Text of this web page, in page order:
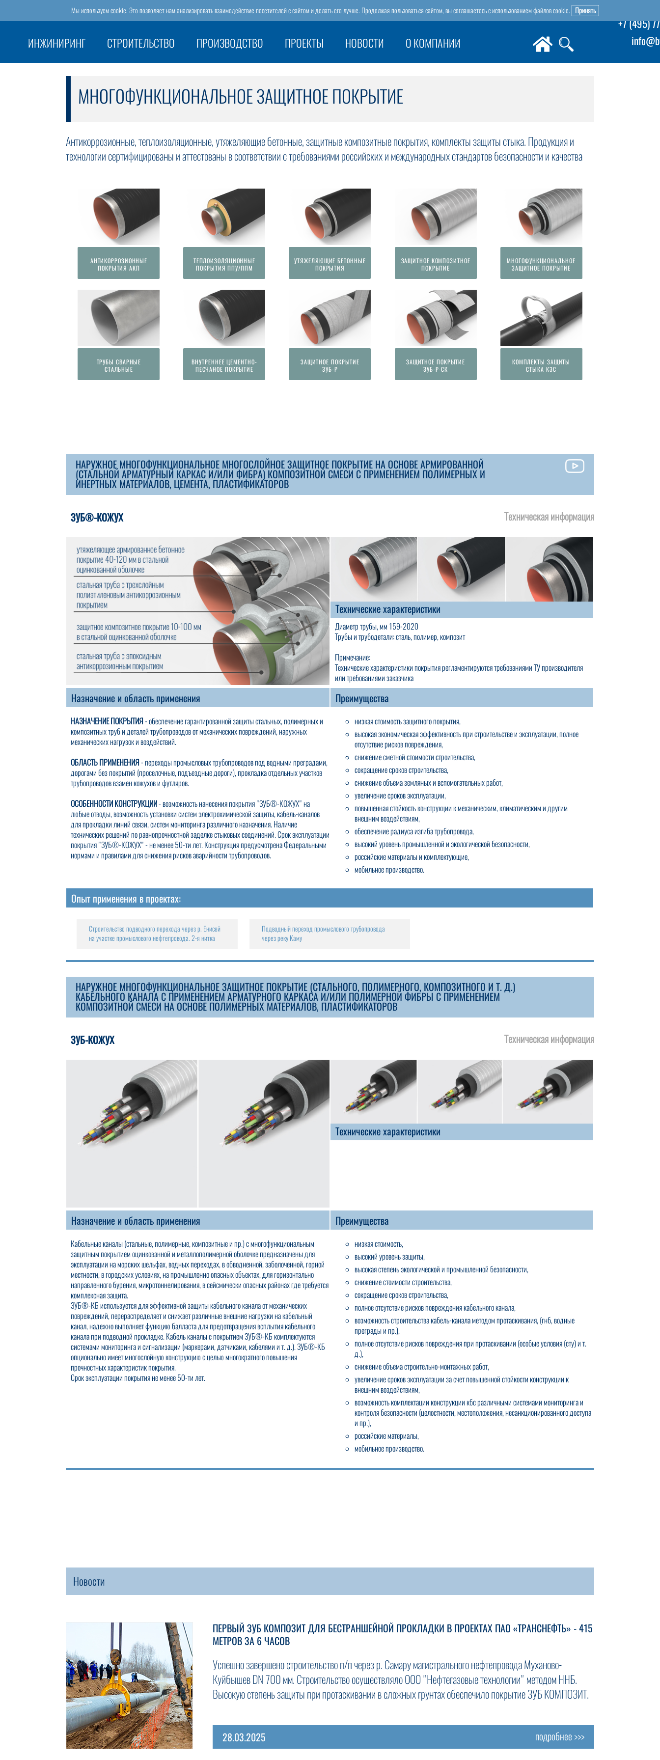
Мы используем cookie. Это позволяет нам анализировать взаимодействие посетителей с сайтом и делать его лучше. Продолжая пользоваться сайтом, вы соглашаетесь с использованием файлов cookie. Принять
ИНЖИНИРИНГ СТРОИТЕЛЬСТВО ПРОИЗВОДСТВО ПРОЕКТЫ НОВОСТИ О КОМПАНИИ
+7 (495)
МНОГОФУНКЦИОНАЛЬНОЕ ЗАЩИТНОЕ ПОКРЫТИЕ
Антикоррозионные, теплоизоляционные, утяжеляющие бетонные, защитные композитные покрытия, комплекты защиты стыка. Продукция и
технологии сертифицированы и аттестованы в соответствии с требованиями российских и международных стандартов безопасности и качества
АНТИКОРРОЗИОННЫЕ
ПОКРЫТИЯ АКП
ТЕПЛОИЗОЛЯЦИОННЫЕ
ПОКРЫТИЯ ППУ/ППМ
УТЯЖЕЛЯЮЩИЕ БЕТОННЫЕ
ПОКРЫТИЯ
ЗАЩИТНОЕ КОМПОЗИТНОЕ
ПОКРЫТИЕ
МНОГОФУНКЦИОНАЛЬНОЕ
ЗАЩИТНОЕ ПОКРЫТИЕ
ТРУБЫ СВАРНЫЕ
СТАЛЬНЫЕ
ВНУТРЕННЕЕ ЦЕМЕНТНО-
ПЕСЧАНОЕ ПОКРЫТИЕ
ЗАЩИТНОЕ ПОКРЫТИЕ
ЗУБ-Р
ЗАЩИТНОЕ ПОКРЫТИЕ
ЗУБ-Р-СК
КОМПЛЕКТЫ ЗАЩИТЫ
СТЫКА КЗС
НАРУЖНОЕ МНОГОФУНКЦИОНАЛЬНОЕ МНОГОСЛОЙНОЕ ЗАЩИТНОЕ ПОКРЫТИЕ НА ОСНОВЕ АРМИРОВАННОЙ
(СТАЛЬНОЙ АРМАТУРНЫЙ КАРКАС И/ИЛИ ФИБРА) КОМПОЗИТНОЙ СМЕСИ С ПРИМЕНЕНИЕМ ПОЛИМЕРНЫХ И
ИНЕРТНЫХ МАТЕРИАЛОВ, ЦЕМЕНТА, ПЛАСТИФИКАТОРОВ
ЗУБ®-КОЖУХ Техническая информация
Технические характеристики
Диаметр трубы, мм 159-2020
Трубы и трубодетали: сталь, полимер, композит
Примечание:
Технические характеристики покрытия регламентируются требованиями ТУ производителя
или требованиями заказчика
Назначение и область применения Преимущества
НАЗНАЧЕНИЕ ПОКРЫТИЯ- обеспечение гарантированной защиты стальных, полимерных и
композитных труб и деталей трубопроводов от механических повреждений, наружных
механических нагрузок и воздействий.
ОБЛАСТЬ ПРИМЕНЕНИЯ- переходы промысловых трубопроводов под водными преградами,
дорогами без покрытий (проселочные, подъездные дороги), прокладка отдельных участков
трубопроводов взамен кожухов и футляров.
ОСОБЕННОСТИ КОНСТРУКЦИИ- возможность нанесения покрытия "ЗУБ®-КОЖУХ" на
любые отводы, возможность установки систем электрохимической защиты, кабель-каналов
для прокладки линий связи, систем мониторинга различного назначения. Наличие
технических решений по равнопрочностной заделке стыковых соединений. Срок эксплуатации
покрытия "ЗУБ®-КОЖУХ" - не менее 50-ти лет. Конструкция предусмотрена Федеральными
нормами и правилами для снижения рисков аварийности трубопроводов.
низкая стоимость защитного покрытия,
высокая экономическая эффективность при строительстве и эксплуатации, полное
отсутствие рисков повреждения,
снижение сметной стоимости строительства,
сокращение сроков строительства,
снижение объема земляных и вспомогательных работ,
увеличение сроков эксплуатации,
повышенная стойкость конструкции к механическим, климатическим и другим
внешним воздействиям,
обеспечение радиуса изгиба трубопровода,
высокий уровень промышленной и экологической безопасности,
российские материалы и комплектующие,
мобильное производство.
Опыт применения в проектах:
Строительство подводного перехода через р. Енисей
на участке промыслового нефтепровода. 2-я нитка
Подводный переход промыслового трубопровода
через реку Каму
НАРУЖНОЕ МНОГОФУНКЦИОНАЛЬНОЕ ЗАЩИТНОЕ ПОКРЫТИЕ (СТАЛЬНОГО, ПОЛИМЕРНОГО, КОМПОЗИТНОГО И Т. Д.)
КАБЕЛЬНОГО КАНАЛА С ПРИМЕНЕНИЕМ АРМАТУРНОГО КАРКАСА И/ИЛИ ПОЛИМЕРНОЙ ФИБРЫ С ПРИМЕНЕНИЕМ
КОМПОЗИТНОЙ СМЕСИ НА ОСНОВЕ ПОЛИМЕРНЫХ МАТЕРИАЛОВ, ПЛАСТИФИКАТОРОВ
ЗУБ-КОЖУХ Техническая информация
Технические характеристики
Назначение и область применения Преимущества
Кабельные каналы (стальные, полимерные, композитные и пр.) с многофункциональным
защитным покрытием оцинкованной и металлополимерной оболочке предназначены для
эксплуатации на морских шельфах, водных переходах, в обводненной, заболоченной, горной
местности, в городских условиях, на промышленно опасных объектах, для горизонтально
направленного бурения, микротоннелирования, в сейсмически опасных районах где требуется
комплексная защита.
ЗУБ®-КБ используется для эффективной защиты кабельного канала от механических
повреждений, перераспределяет и снижает различные внешние нагрузки на кабельный
канал, надежно выполняет функцию балласта для предотвращения всплытия кабельного
канала при подводной прокладке. Кабель каналы с покрытием ЗУБ®-КБ комплектуются
системами мониторинга и сигнализации (маркерами, датчиками, кабелями и т. д.). ЗУБ®-КБ
опционально имеет многослойную конструкцию с целью многократного повышения
прочностных характеристик покрытия.
Срок эксплуатации покрытия не менее 50-ти лет.
низкая стоимость,
высокий уровень защиты,
высокая степень экологической и промышленной безопасности,
снижение стоимости строительства,
сокращение сроков строительства,
полное отсутствие рисков повреждения кабельного канала,
возможность строительства кабель-канала методом протаскивания, (гнб, водные
преграды и пр.),
полное отсутствие рисков повреждения при протаскивании (особые условия (сту) и т.
д.),
снижение объема строительно-монтажных работ,
увеличение сроков эксплуатации за счет повышенной стойкости конструкции к
внешним воздействиям,
возможность комплектации конструкции кбс различными системами мониторинга и
контроля безопасности (целостности, местоположения, несанкционированного доступа
и пр.),
российские материалы,
мобильное производство.
Новости
ПЕРВЫЙ ЗУБ КОМПОЗИТ ДЛЯ БЕСТРАНШЕЙНОЙ ПРОКЛАДКИ В ПРОЕКТАХ ПАО «ТРАНСНЕФТЬ» - 415
МЕТРОВ ЗА 6 ЧАСОВ
Успешно завершено строительство п/п через р. Самару магистрального нефтепровода Муханово-
Куйбышев DN 700 мм. Строительство осуществляло ООО "Нефтегазовые технологии" методом ННБ.
Высокую степень защиты при протаскивании в сложных грунтах обеспечило покрытие ЗУБ КОМПОЗИТ.
28.03.2025 подробнее >>>